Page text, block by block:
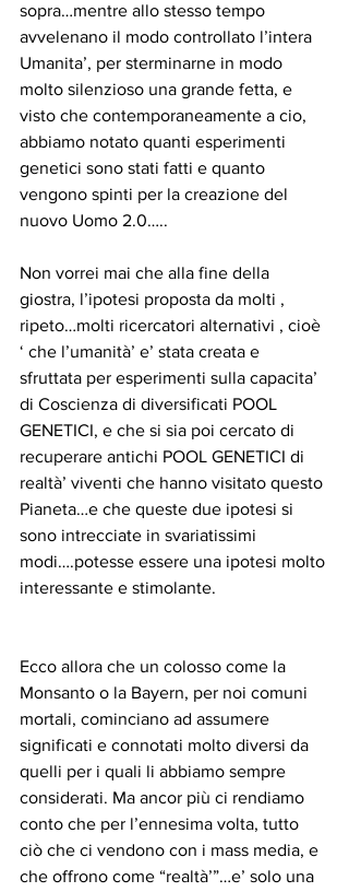
sopra…mentre allo stesso tempo
avvelenano il modo controllato l’intera
Umanita’, per sterminarne in modo
molto silenzioso una grande fetta, e
visto che contemporaneamente a cio,
abbiamo notato quanti esperimenti
genetici sono stati fatti e quanto
vengono spinti per la creazione del
nuovo Uomo 2.0…..
Non vorrei mai che alla fine della
giostra, l’ipotesi proposta da molti ,
ripeto…molti ricercatori alternativi , cioè
‘ che l’umanità’ e’ stata creata e
sfruttata per esperimenti sulla capacita’
di Coscienza di diversificati POOL
GENETICI, e che si sia poi cercato di
recuperare antichi POOL GENETICI di
realtà’ viventi che hanno visitato questo
Pianeta…e che queste due ipotesi si
sono intrecciate in svariatissimi
modi….potesse essere una ipotesi molto
interessante e stimolante.
Ecco allora che un colosso come la
Monsanto o la Bayern, per noi comuni
mortali, cominciano ad assumere
significati e connotati molto diversi da
quelli per i quali li abbiamo sempre
considerati. Ma ancor più ci rendiamo
conto che per l’ennesima volta, tutto
ciò che ci vendono con i mass media, e
che offrono come “realtà’”…e’ solo una